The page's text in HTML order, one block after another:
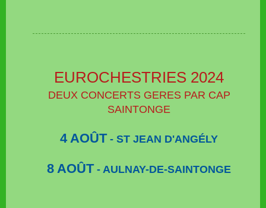
EUROCHESTRIES 2024
DEUX CONCERTS GERES PAR CAP
SAINTONGE
4 AOÛT - ST JEAN D'ANGÉLY
8 AOÛT - AULNAY-DE-SAINTONGE